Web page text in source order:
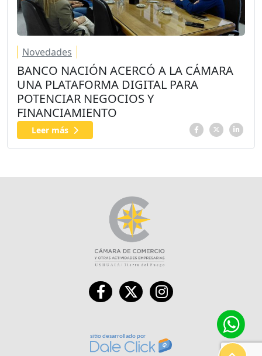
Novedades
BANCO NACIÓN ACERCÓ A LA CÁMARA
UNA PLATAFORMA DIGITAL PARA
POTENCIAR NEGOCIOS Y
FINANCIAMIENTO
Leer más